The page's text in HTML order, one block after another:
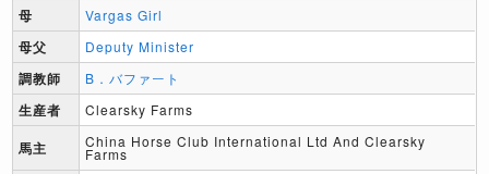
母 Vargas Girl
母父 Deputy Minister
調教師 B．バファート
生産者 Clearsky Farms
馬主 China Horse Club International Ltd And Clearsky
Farms